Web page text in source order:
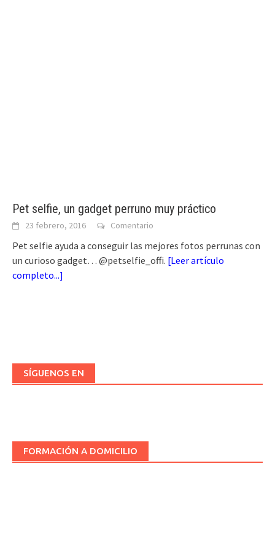
Pet selfie, un gadget perruno muy práctico
23 febrero, 2016 Comentario
Pet selfie ayuda a conseguir las mejores fotos perrunas con
un curioso gadget… @petselfie_offi. [Leer artículo
completo...]
SÍGUENOS EN
FORMACIÓN A DOMICILIO